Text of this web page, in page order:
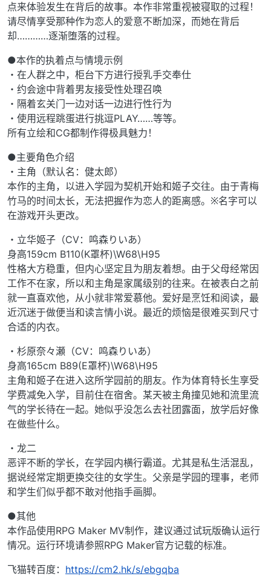
点来体验发生在背后的故事。本作非常重视被寝取的过程！
请尽情享受那种作为恋人的爱意不断加深，而她在背后
却…………逐渐堕落的过程。
●本作的执着点与情境示例
・在人群之中，柜台下方进行授乳手交奉仕
・约会途中背着男友接受性处理召唤
・隔着玄关门一边对话一边进行性行为
・使用远程跳蛋进行挑逗PLAY……等等。
所有立绘和CG都制作得极具魅力！
●主要角色介绍
・主角（默认名：健太郎）
本作的主角，以进入学园为契机开始和姬子交往。由于青梅
竹马的时间太长，无法把握作为恋人的距离感。※名字可以
在游戏开头更改。
・立华姬子（CV：鸣森りいあ）
身高159cm B110(K罩杯)\W68\H95
性格大方稳重，但内心坚定且为朋友着想。由于父母经常因
工作不在家，所以和主角是家属级别的往来。在被表白之前
就一直喜欢他，从小就非常爱慕他。爱好是烹饪和阅读，最
近沉迷于做便当和读言情小说。最近的烦恼是很难买到尺寸
合适的内衣。
・杉原奈々瀬（CV：鸣森りいあ）
身高165cm B89(E罩杯)\W68\H95
主角和姬子在进入这所学园前的朋友。作为体育特长生享受
学费减免入学，目前住在宿舍。某天被主角撞见她和流里流
气的学长待在一起。她似乎没怎么去社团露面，放学后好像
在做些什么。
・龙二
恶评不断的学长，在学园内横行霸道。尤其是私生活混乱，
据说经常定期更换交往的女学生。父亲是学园的理事，老师
和学生们似乎都不敢对他指手画脚。
●其他
本作品使用RPG Maker MV制作，建议通过试玩版确认运行
情况。运行环境请参照RPG Maker官方记载的标准。
飞猫转百度： https://cm2.hk/s/ebgqba